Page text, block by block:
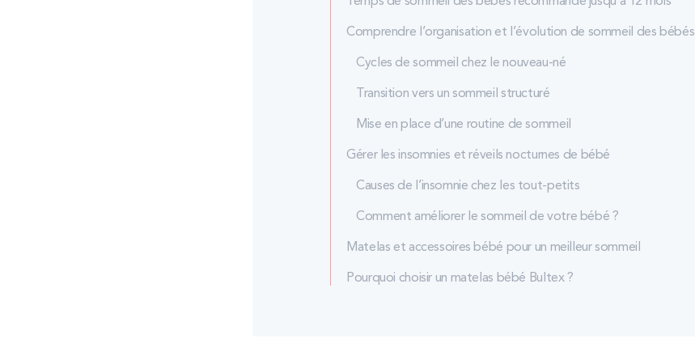
Comprendre l’organisation et l’évolution de sommeil des bébés
Cycles de sommeil chez le nouveau-né
Transition vers un sommeil structuré
Mise en place d’une routine de sommeil
Gérer les insomnies et réveils nocturnes de bébé
Causes de l’insomnie chez les tout-petits
Comment améliorer le sommeil de votre bébé ?
Matelas et accessoires bébé pour un meilleur sommeil
Pourquoi choisir un matelas bébé Bultex ?